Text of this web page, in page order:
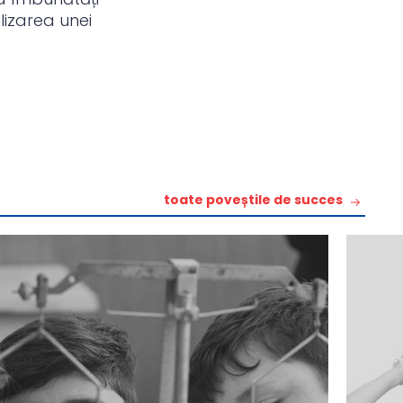
unei
toate poveștile de succes